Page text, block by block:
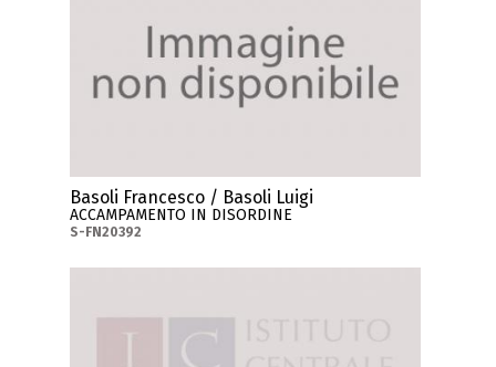
Basoli Francesco / Basoli Luigi
ACCAMPAMENTO IN DISORDINE
S-FN20392